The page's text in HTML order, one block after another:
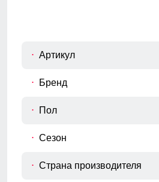
52
Для
Измеряется от
Артикул
Бренд
Пол
Сезон
Страна производителя